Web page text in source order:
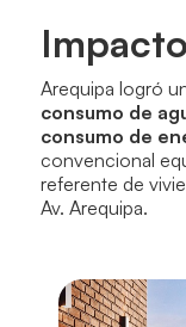
Arequipa logró
consumo de
consumo de
convencional
referente de
Av. Arequipa.